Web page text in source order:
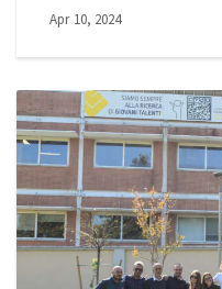
Apr 10, 2024